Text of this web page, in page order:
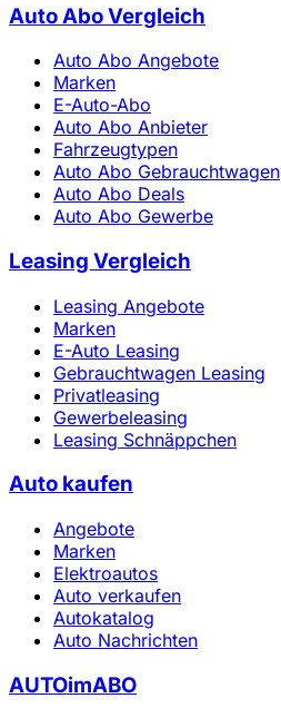
Auto Abo Vergleich
Auto Abo Angebote
Marken
E-Auto-Abo
Auto Abo Anbieter
Fahrzeugtypen
Auto Abo Gebrauchtwagen
Auto Abo Deals
Auto Abo Gewerbe
Leasing Vergleich
Leasing Angebote
Marken
E-Auto Leasing
Gebrauchtwagen Leasing
Privatleasing
Gewerbeleasing
Leasing Schnäppchen
Auto kaufen
Angebote
Marken
Elektroautos
Auto verkaufen
Autokatalog
Auto Nachrichten
AUTOimABO